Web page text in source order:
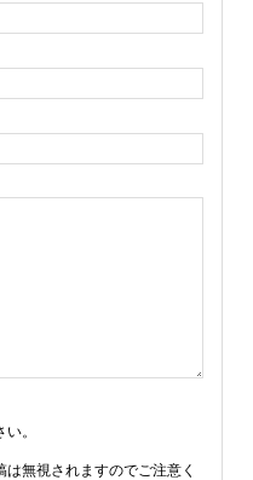
。
無視されますのでご注意く